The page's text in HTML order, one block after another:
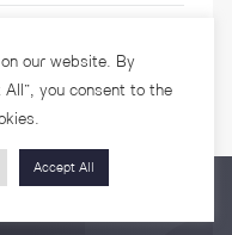
our website. By
you consent to the
Accept All